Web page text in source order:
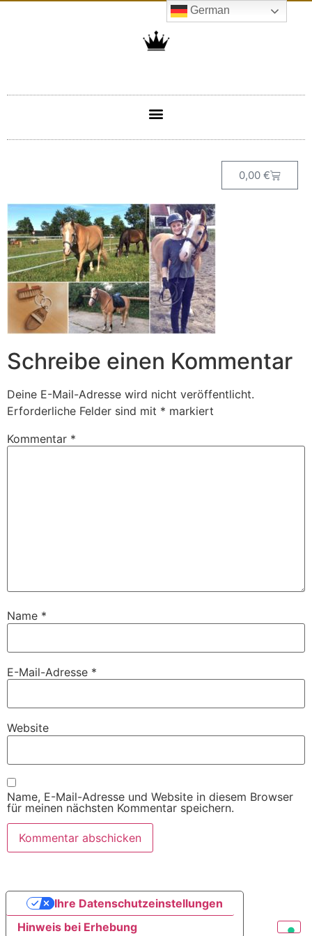
0,00 €
Schreibe einen Kommentar
Deine E-Mail-Adresse wird nicht veröffentlicht.
Erforderliche Felder sind mit * markiert
Kommentar *
Name *
E-Mail-Adresse *
Website
Name, E-Mail-Adresse und Website in diesem Browser
für meinen nächsten Kommentar speichern.
German
Hinweis bei Erhebung
Ihre Datenschutzeinstellungen